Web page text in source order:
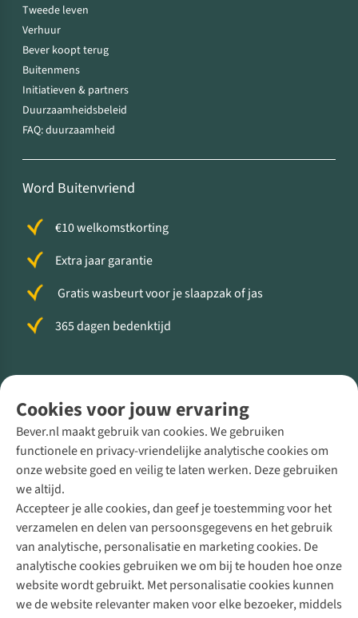
Cookies voor jouw ervaring
Bever.nl maakt gebruik van cookies. We gebruiken
functionele en privacy-vriendelijke analytische cookies om
onze website goed en veilig te laten werken. Deze gebruiken
we altijd.
Accepteer je alle cookies, dan geef je toestemming voor het
verzamelen en delen van persoonsgegevens en het gebruik
van analytische, personalisatie en marketing cookies. De
analytische cookies gebruiken we om bij te houden hoe onze
website wordt gebruikt. Met personalisatie cookies kunnen
we de website relevanter maken voor elke bezoeker, middels
Tweede leven
Verhuur
Bever koopt terug
Buitenmens
Initiatieven & partners
Duurzaamheidsbeleid
FAQ: duurzaamheid
Word Buitenvriend
€10 welkomstkorting
Extra jaar garantie
Gratis wasbeurt voor je slaapzak of jas
365 dagen bedenktijd
Direct advies van een Buitenexpert
+31 (0)85 888 50 88
+31 6 12 28 49 80
Contactformulier